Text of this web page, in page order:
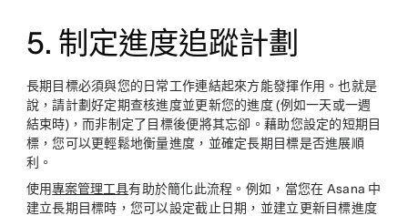
5. 制定進度追蹤計劃
長期目標必須與您的日常工作連結起來方能發揮作用。也就是
說，請計劃好定期查核進度並更新您的進度 (例如一天或一週
結束時)，而非制定了目標後便將其忘卻。藉助您設定的短期目
標，您可以更輕鬆地衡量進度，並確定長期目標是否進展順
利。
使用專案管理工具有助於簡化此流程。例如，當您在 Asana 中
建立長期目標時，您可以設定截止日期，並建立更新目標進度